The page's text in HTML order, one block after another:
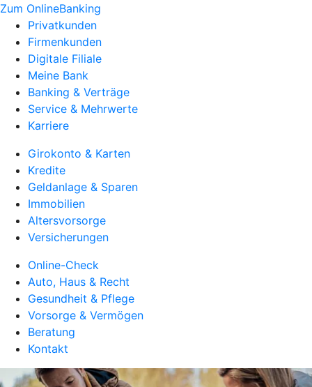
Zum OnlineBanking
Privatkunden
Firmenkunden
Digitale Filiale
Meine Bank
Banking & Verträge
Service & Mehrwerte
Karriere
Girokonto & Karten
Kredite
Geldanlage & Sparen
Immobilien
Altersvorsorge
Versicherungen
Online-Check
Auto, Haus & Recht
Gesundheit & Pflege
Vorsorge & Vermögen
Beratung
Kontakt